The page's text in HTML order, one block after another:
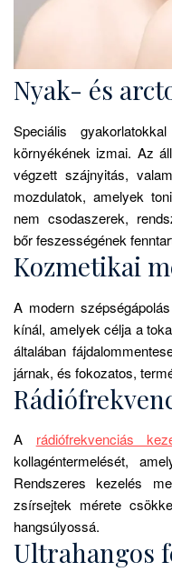
Nyak- és
Speciális
környékének izmai. Az
végzett szájnyitás,
mozdulatok, amelyek
nem csodaszerek,
bőr feszességének
Kozmetikai
A modern
kínál, amelyek célja a
általában
járnak, és fokozatos,
A rádiófrekvenciás
kollagéntermelését,
Rendszeres kezelés
zsírsejtek mérete
hangsúlyossá.
Ultrahangos